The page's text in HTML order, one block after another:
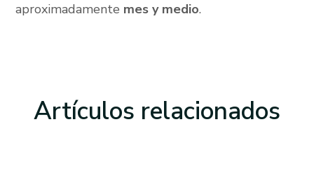
aproximadamente mes y medio.
Artículos relacionados